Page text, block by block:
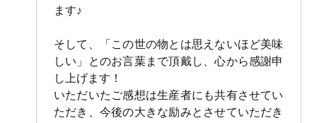
ます♪
そして、「この世の物とは思えないほど美味
しい」とのお言葉まで頂戴し、心から感謝申
し上げます！
いただいたご感想は生産者にも共有させてい
ただき、今後の大きな励みとさせていただき